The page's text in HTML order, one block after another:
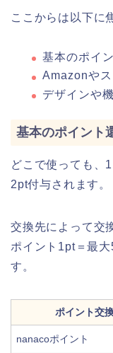
ここからは以下に
基本のポイ
Amazonや
デザインや
基本のポイント
どこで使っても、
2pt付与されます。
交換先によって交
ポイント1pt＝最
す。
ポイント交
nanacoポイント